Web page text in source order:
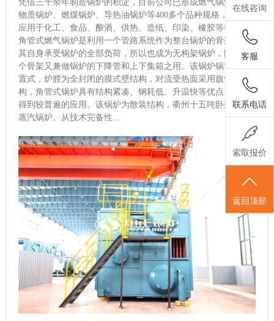
凭借三十余年制造锅炉的积淀，目前公司已形成燃气锅炉、生
物质锅炉、燃煤锅炉、导热油锅炉等400多个品种规格，并广泛
应用于化工、食品、酿酒、供热、造纸、印染、橡胶等行业。
角管式燃气锅炉是利用一个管路系统作为整台锅炉的骨架，由
其自身承受锅炉的全部负荷，所以也成为无构架锅炉，同时这
个骨架又兼做锅炉的下降管和上下集箱之用。该锅炉锅筒为外
置式，炉膛为全封闭的膜式壁结构，对流受热面采用旗管结
构，角管式锅炉具有结构紧凑、钢耗低、升温快等优点，因而
得到较普遍的应用。该锅炉为散装结构，衢州十五吨卧式燃气
蒸汽锅炉。从技术完备性...
在线咨询
客服
联系电话
索取报价
返回顶部